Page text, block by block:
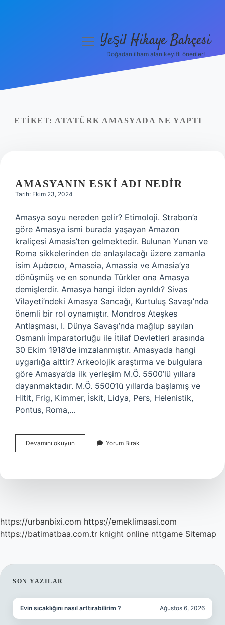
Yasal Uyarı
menüyüYeşil Hikaye Bahçesi
Doğadan ilham alan keyifli öneriler!
ETIKET: ATATÜRK AMASYADA NE YAPTI
AMASYANIN ESKI ADI NEDIR
Tarih: Ekim 23, 2024
Amasya soyu nereden gelir? Etimoloji. Strabon’a
göre Amasya ismi burada yaşayan Amazon
kraliçesi Amasis’ten gelmektedir. Bulunan Yunan ve
Roma sikkelerinden de anlaşılacağı üzere zamanla
isim Αμάσεια, Amaseia, Amassia ve Amasia’ya
dönüşmüş ve en sonunda Türkler ona Amasya
demişlerdir. Amasya hangi ilden ayrıldı? Sivas
Vilayeti’ndeki Amasya Sancağı, Kurtuluş Savaşı’nda
önemli bir rol oynamıştır. Mondros Ateşkes
Antlaşması, I. Dünya Savaşı’nda mağlup sayılan
Osmanlı İmparatorluğu ile İtilaf Devletleri arasında
30 Ekim 1918’de imzalanmıştır. Amasyada hangi
uygarlığa aittir? Arkeolojik araştırma ve bulgulara
göre Amasya’da ilk yerleşim M.Ö. 5500’lü yıllara
dayanmaktadır. M.Ö. 5500’lü yıllarda başlamış ve
Hitit, Frig, Kimmer, İskit, Lidya, Pers, Helenistik,
Pontus, Roma,…
Devamını okuyun Amasyanın
Eski
Yorum Bırak
https://urbanbixi.com https://emeklimaasi.com
https://batimatbaa.com.tr knight online nttgame Sitemap
SIDEBAR
SON YAZILAR
Evin sıcaklığını nasıl arttırabilirim ? Ağustos 6, 2026